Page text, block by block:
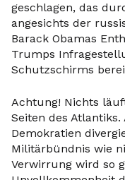
geschlagen, das
angesichts der
Barack Obamas
Trumps
Schutzschirms
Achtung! Nichts
Seiten des Atlantiks.
Demokratien
Militärbündnis wie
Verwirrung wird so